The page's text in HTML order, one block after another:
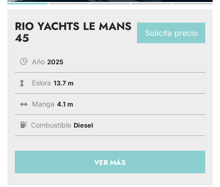
Solicita precio
RIO YACHTS LE MANS
45
Año 2025
Eslora 13.7 m
Manga 4.1 m
Combustible Diesel
VER MÁS